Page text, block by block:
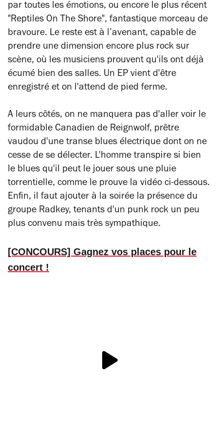
par toutes les émotions, ou encore le plus récent
"Reptiles On The Shore", fantastique morceau de
bravoure. Le reste est à l’avenant, capable de
prendre une dimension encore plus rock sur
scène, où les musiciens prouvent qu'ils ont déjà
écumé bien des salles. Un EP vient d'être
enregistré et on l'attend de pied ferme.
A leurs côtés, on ne manquera pas d'aller voir le
formidable Canadien de Reignwolf, prêtre
vaudou d'une transe blues électrique dont on ne
cesse de se délecter. L'homme transpire si bien
le blues qu'il peut le jouer sous une pluie
torrentielle, comme le prouve la vidéo ci-dessous.
Enfin, il faut ajouter à la soirée la présence du
groupe Radkey, tenants d'un punk rock un peu
plus convenu mais très sympathique.
[CONCOURS] Gagnez vos places pour le
concert !